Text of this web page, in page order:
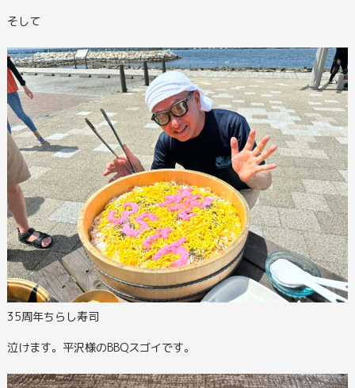
そして
35周年ちらし寿司
泣けます。平沢様のBBQスゴイです。